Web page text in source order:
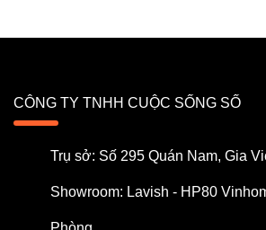
CÔNG TY TNHH CUỘC SỐNG SỐ
Trụ sở: Số 295 Quán Nam, Gia
Showroom: Lavish - HP80